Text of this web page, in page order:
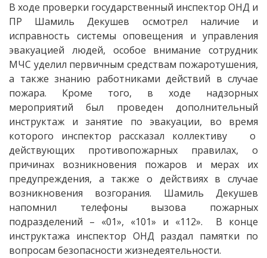
В ходе проверки государственный инспектор ОНД и
ПР Шамиль Декушев осмотрел наличие и
исправность системы оповещения и управления
эвакуацией людей, особое внимание сотрудник
МЧС уделил первичным средствам пожаротушения,
а также знанию работниками действий в случае
пожара. Кроме того, в ходе надзорных
мероприятий был проведен дополнительный
инструктаж и занятие по эвакуации, во время
которого инспектор рассказал коллективу о
действующих противопожарных правилах, о
причинах возникновения пожаров и мерах их
предупреждения, а также о действиях в случае
возникновения возгорания. Шамиль Декушев
напомнил телефоны вызова пожарных
подразделений – «01», «101» и «112». В конце
инструктажа инспектор ОНД раздал памятки по
вопросам безопасности жизнедеятельности.